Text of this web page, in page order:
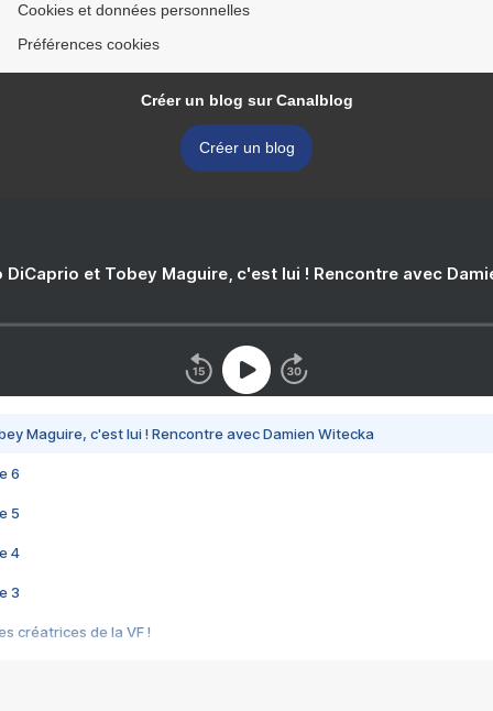
Cookies et données personnelles
Préférences cookies
Créer un blog sur Canalblog
Créer un blog
DiCaprio et Tobey Maguire, c'est lui ! Rencontre avec
Maguire, c'est lui ! Rencontre avec Damien Witecka
6
5
4
3
créatrices de la VF !